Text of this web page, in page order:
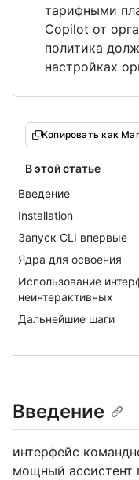
тарифными
Copilot от
политика
настройках
Копировать как
В этой статье
Введение
Installation
Запуск CLI впервые
Ядра для освоения
Использование
неинтерактивных
Дальнейшие шаги
Введение
интерфейс
мощный